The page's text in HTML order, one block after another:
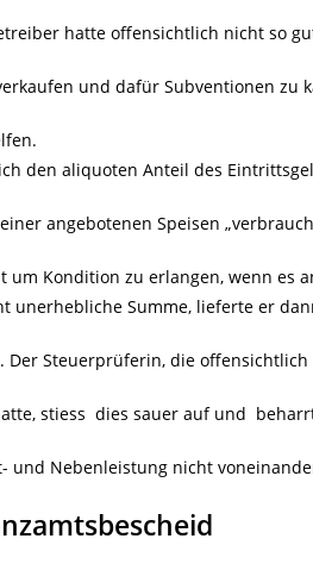
hatte offensichtlich nicht so
und dafür Subventionen zu
den aliquoten Anteil des
angebotenen Speisen
um Kondition zu erlangen, wenn es
unerhebliche Summe, lieferte er
Der Steuerprüferin, die
stiess dies sauer auf und
und Nebenleistung nicht